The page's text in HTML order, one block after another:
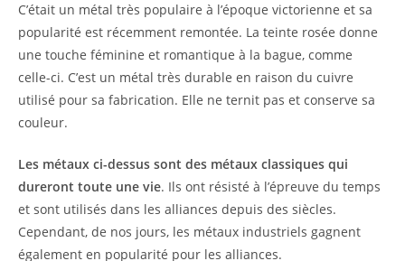
C’était un métal très populaire à l’époque victorienne et sa
popularité est récemment remontée. La teinte rosée donne
une touche féminine et romantique à la bague, comme
celle-ci. C’est un métal très durable en raison du cuivre
utilisé pour sa fabrication. Elle ne ternit pas et conserve sa
couleur.
Les métaux ci-dessus sont des métaux classiques qui
dureront toute une vie. Ils ont résisté à l’épreuve du temps
et sont utilisés dans les alliances depuis des siècles.
Cependant, de nos jours, les métaux industriels gagnent
également en popularité pour les alliances.